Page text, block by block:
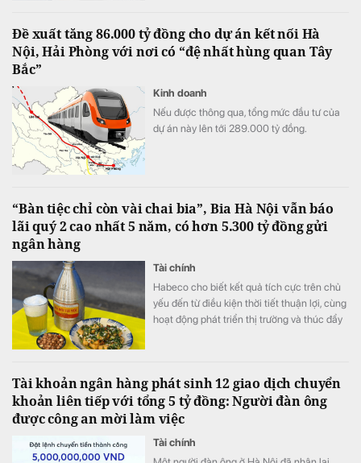
1,74 triệu tỷ đồng.
Đề xuất tăng 86.000 tỷ đồng cho dự án kết nối Hà
Nội, Hải Phòng với nơi có “đệ nhất hùng quan Tây
Bắc”
Kinh doanh
Nếu được thông qua, tổng mức đầu tư của
dự án này lên tới 289.000 tỷ đồng.
“Bàn tiệc chỉ còn vài chai bia”, Bia Hà Nội vẫn báo
lãi quý 2 cao nhất 5 năm, có hơn 5.300 tỷ đồng gửi
ngân hàng
Tài chính
Habeco cho biết kết quả tích cực trên chủ
yếu đến từ điều kiện thời tiết thuận lợi, cùng
hoạt động phát triển thị trường và thúc đẩy
Tài khoản ngân hàng phát sinh 12 giao dịch chuyển
khoản liên tiếp với tổng 5 tỷ đồng: Người đàn ông
được công an mời làm việc
Tài chính